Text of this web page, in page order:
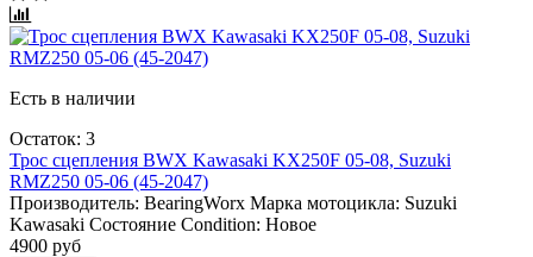
Есть в наличии
Остаток: 3
Трос сцепления BWX Kawasaki KX250F 05-08, Suzuki
RMZ250 05-06 (45-2047)
Производитель: BearingWorx Марка мотоцикла: Suzuki
Kawasaki Состояние Condition: Новое
4900 руб